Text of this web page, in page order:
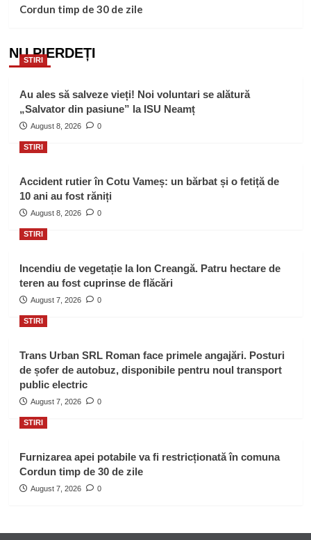
Cordun timp de 30 de zile
NU PIERDEȚI
STIRI
Au ales să salveze vieți! Noi voluntari se alătură
„Salvator din pasiune” la ISU Neamț
August 8, 2026 0
STIRI
Accident rutier în Cotu Vameș: un bărbat și o fetiță de
10 ani au fost răniți
August 8, 2026 0
STIRI
Incendiu de vegetație la Ion Creangă. Patru hectare de
teren au fost cuprinse de flăcări
August 7, 2026 0
STIRI
Trans Urban SRL Roman face primele angajări. Posturi
de șofer de autobuz, disponibile pentru noul transport
public electric
August 7, 2026 0
STIRI
Furnizarea apei potabile va fi restricționată în comuna
Cordun timp de 30 de zile
August 7, 2026 0